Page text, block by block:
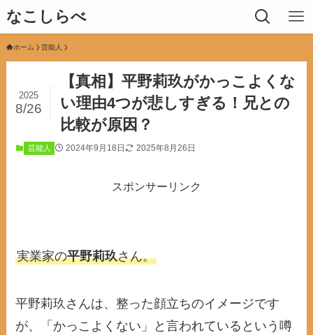
なこしらべ
ホーム 芸能人
【真相】平野莉玖がかっこよくな
い理由4つが悲しすぎる！兄との
比較が原因？
2025
8/26
芸能人 2024年9月18日 2025年8月26日
スポンサーリンク
実業家の平野莉玖さん。
平野莉玖さんは、整った顔立ちのイメージです
が、「かっこよくない」と言われているという噂